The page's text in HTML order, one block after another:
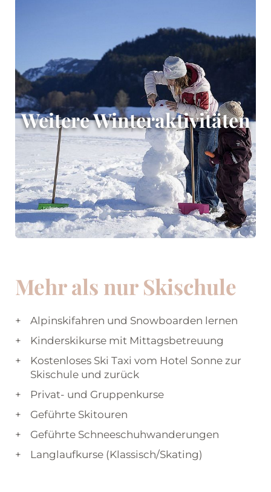
Weitere Winteraktivitäten
Mehr als nur Skischule
Alpinskifahren und Snowboarden lernen
Kinderskikurse mit Mittagsbetreuung
Kostenloses Ski Taxi vom Hotel Sonne zur
Skischule und zurück
Privat- und Gruppenkurse
Geführte Skitouren
Geführte Schneeschuhwanderungen
Langlaufkurse (Klassisch/Skating)